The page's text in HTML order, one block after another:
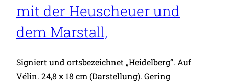
mit der Heuscheuer und
dem Marstall,
Signiert und ortsbezeichnet „Heidelberg“. Auf
Vélin. 24,8 x 18 cm (Darstellung). Gering